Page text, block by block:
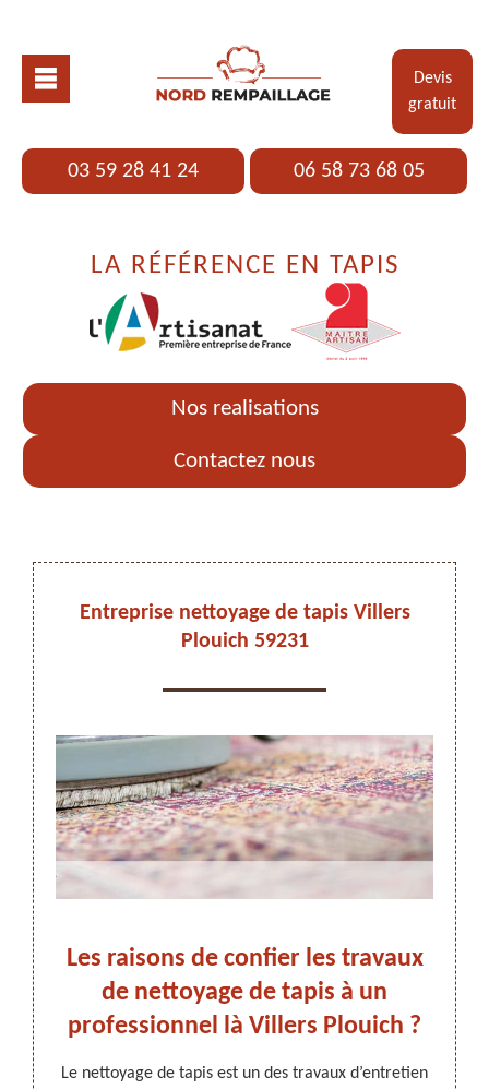
Devis
gratuit
03 59 28 41 24 06 58 73 68 05
LA RÉFÉRENCE EN TAPIS
Nos realisations
Contactez nous
Entreprise nettoyage de tapis Villers
Plouich 59231
à
Les raisons de confier les travaux
de nettoyage de tapis à un
professionnel là Villers Plouich ?
Le nettoyage de tapis est un des travaux d’entretien